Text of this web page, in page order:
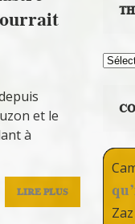
et le
à
LIRE PLUS
Zaz